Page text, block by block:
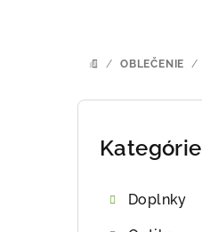
DOMOV
/ OBLEČENIE /
B
Preskočiť
Kategórie
Doplnky